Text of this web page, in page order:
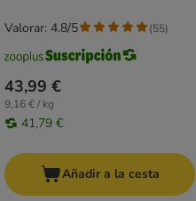
43,99 €
9,16 € / kg
41,79 €
Valorar: 4.8/5 (55)
Añadir a la cesta